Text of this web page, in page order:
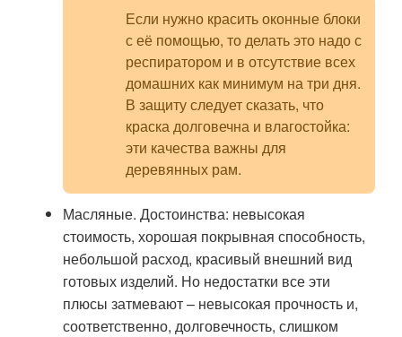
Если нужно красить оконные блоки
с её помощью, то делать это надо с
респиратором и в отсутствие всех
домашних как минимум на три дня.
В защиту следует сказать, что
краска долговечна и влагостойка:
эти качества важны для
деревянных рам.
Масляные. Достоинства: невысокая
стоимость, хорошая покрывная способность,
небольшой расход, красивый внешний вид
готовых изделий. Но недостатки все эти
плюсы затмевают – невысокая прочность и,
соответственно, долговечность, слишком